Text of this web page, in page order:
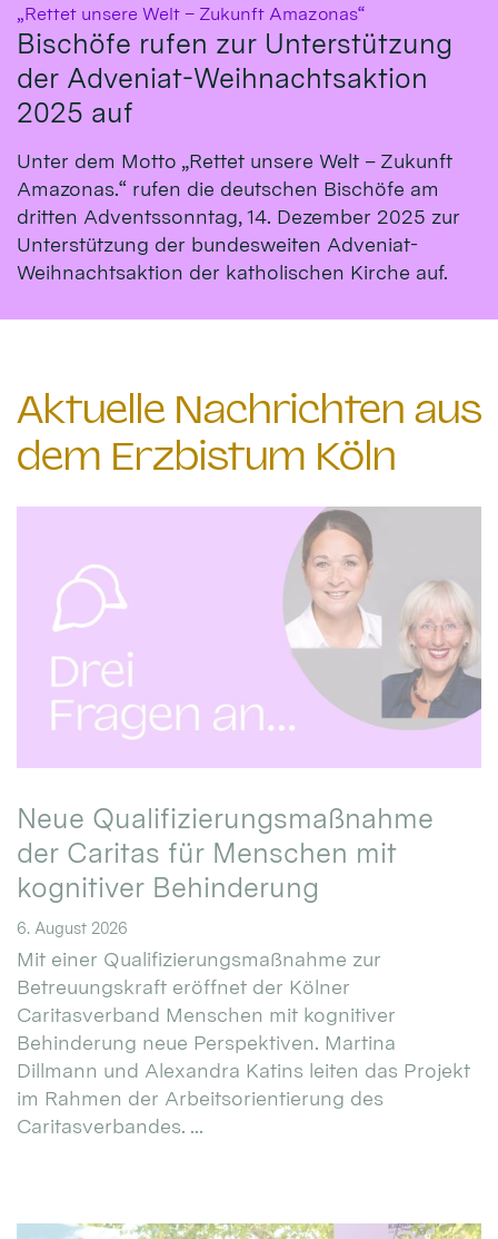
„Rettet unsere Welt – Zukunft Amazonas“
Bischöfe rufen zur Unterstützung
der Adveniat-Weihnachtsaktion
2025 auf
Unter dem Motto „Rettet unsere Welt – Zukunft
Amazonas.“ rufen die deutschen Bischöfe am
dritten Adventssonntag, 14. Dezember 2025 zur
Unterstützung der bundesweiten Adveniat-
Weihnachtsaktion der katholischen Kirche auf.
Aktuelle Nachrichten aus
dem Erzbistum Köln
Neue Qualifizierungsmaßnahme
der Caritas für Menschen mit
kognitiver Behinderung
6. August 2026
Mit einer Qualifizierungsmaßnahme zur
Betreuungskraft eröffnet der Kölner
Caritasverband Menschen mit kognitiver
Behinderung neue Perspektiven. Martina
Dillmann und Alexandra Katins leiten das Projekt
im Rahmen der Arbeitsorientierung des
Caritasverbandes. ...